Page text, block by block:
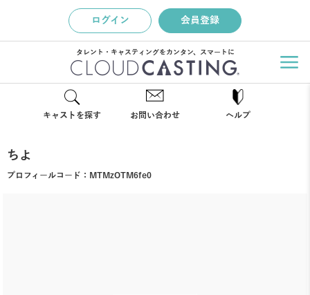
ログイン 会員登録
タレント・キャスティングをカンタン、スマートに
キャストを探す お問い合わせ ヘルプ
ちよ
プロフィールコード： MTMzOTM6fe0